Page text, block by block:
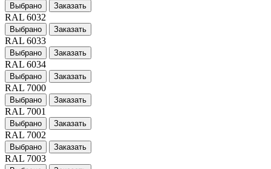
Выбрано Заказать
RAL 6032
Выбрано Заказать
RAL 6033
Выбрано Заказать
RAL 6034
Выбрано Заказать
RAL 7000
Выбрано Заказать
RAL 7001
Выбрано Заказать
RAL 7002
Выбрано Заказать
RAL 7003